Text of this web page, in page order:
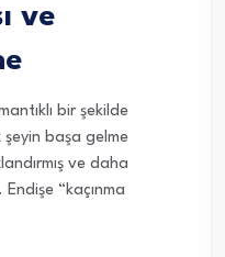
ve
bir şekilde
başa gelme
ve daha
“kaçınma